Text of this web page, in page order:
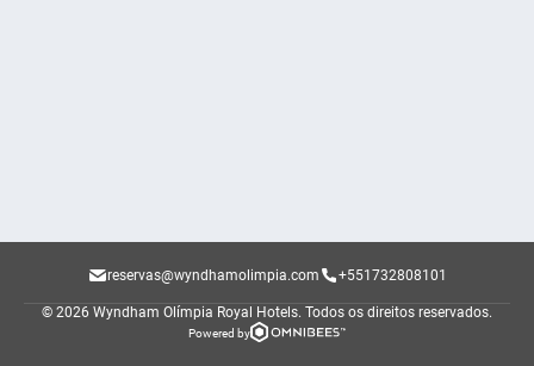
reservas@wyndhamolimpia.com +551732808101
© 2026 Wyndham Olímpia Royal Hotels. Todos os direitos reservados.
Powered by